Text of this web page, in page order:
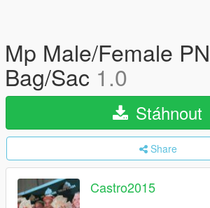
Mp Male/Female
Bag/Sac 1.0
Stáhnout
Share
Castro2015